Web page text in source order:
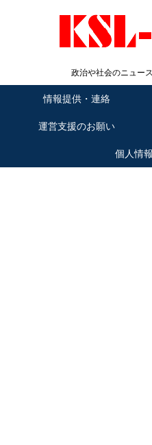
政治や社会のニュー
情報提供・連絡
運営支援のお願い
個人情